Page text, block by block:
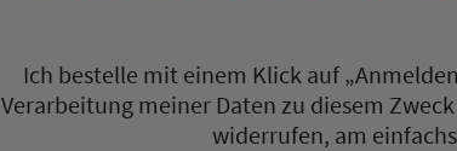
Ich bestelle mit einem Klick auf
Verarbeitung meiner Daten zu diesem
widerrufen, am